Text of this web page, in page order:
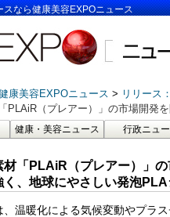
スなら健康美容EXPOニュース
康美容EXPOニュース リリース
PLAiR（プレアー）」の市場開発
健康・美容ニュース 行政ニュ
材「PLAiR（プレアー）」
く、地球にやさしい発泡
、温暖化による気候変動やプラ